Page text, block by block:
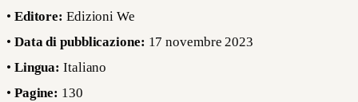
• Editore: Edizioni We
• Data di pubblicazione: 17 novembre 2023
• Lingua: Italiano
• Pagine: 130